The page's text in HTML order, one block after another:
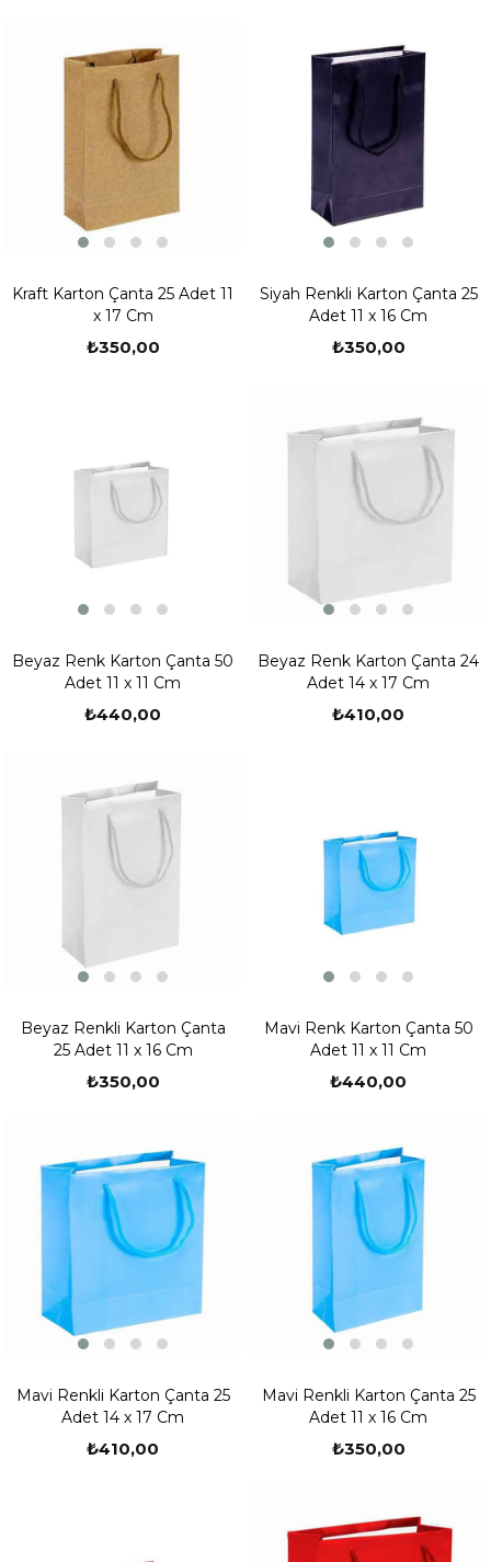
Kraft Karton Çanta 25 Adet 11
x 17 Cm
₺350,00
Siyah Renkli Karton Çanta 25
Adet 11 x 16 Cm
₺350,00
Beyaz Renk Karton Çanta 50
Adet 11 x 11 Cm
₺440,00
Beyaz Renk Karton Çanta 24
Adet 14 x 17 Cm
₺410,00
Beyaz Renkli Karton Çanta
25 Adet 11 x 16 Cm
₺350,00
Mavi Renk Karton Çanta 50
Adet 11 x 11 Cm
₺440,00
Mavi Renkli Karton Çanta 25
Adet 14 x 17 Cm
₺410,00
Mavi Renkli Karton Çanta 25
Adet 11 x 16 Cm
₺350,00